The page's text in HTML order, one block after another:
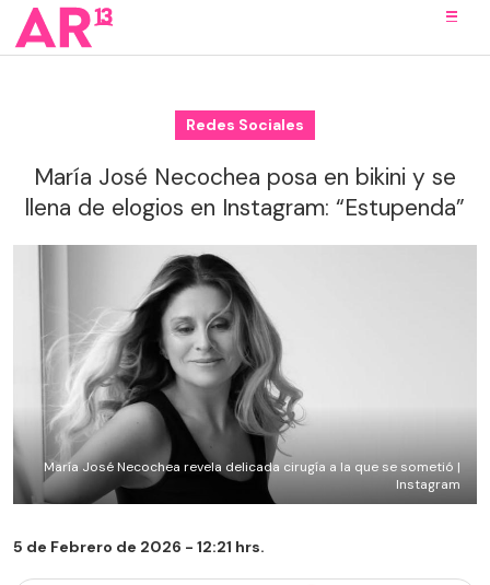
Redes Sociales
María José Necochea posa en bikini y se
llena de elogios en Instagram: “Estupenda”
María José Necochea revela delicada cirugía a la que se sometió |
Instagram
5 de Febrero de 2026 - 12:21 hrs.